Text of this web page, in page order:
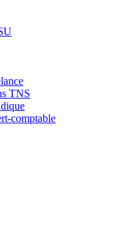
TNS
comptable